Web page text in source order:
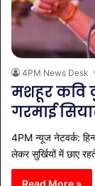
4PM News Desk
मशहूर कवि
गरमाई
4PM न्यूज नेटवर्क:
लेकर सुर्खियों में छाए